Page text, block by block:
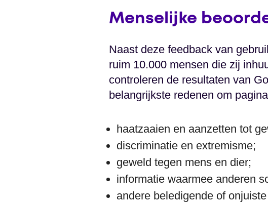
Menselijke
Naast deze feedback van
ruim 10.000 mensen die zij
controleren de resultaten van
belangrijkste redenen om
haatzaaien en aanzetten tot
discriminatie en extremisme;
geweld tegen mens en dier;
informatie waarmee anderen
andere beledigende of